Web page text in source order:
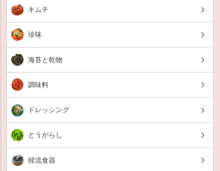
キムチ
珍味
海苔と乾物
調味料
ドレッシング
とうがらし
韓流食器